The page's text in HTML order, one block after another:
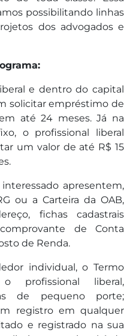
possibilitando linhas
dos advogados e
e dentro do capital
solicitar empréstimo de
até 24 meses. Já na
o profissional liberal
um valor de até R$ 15
apresentem,
ou a Carteira da OAB,
fichas cadastrais
de Conta
de Renda.
individual, o Termo
profissional liberal,
de pequeno porte;
registro em qualquer
e registrado na sua